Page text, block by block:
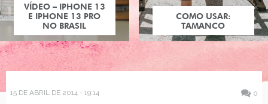
VÍDEO – IPHONE 13
E IPHONE 13 PRO
NO BRASIL
COMO USAR:
TAMANCO
15 DE ABRIL DE 2014 - 19:14 0